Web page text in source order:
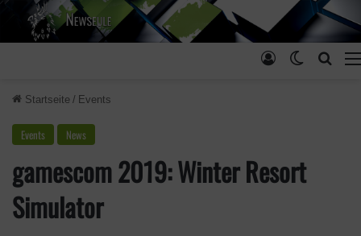
Skin
Anmelden
Startseite / Events
Events News
gamescom 2019: Winter Resort
Simulator